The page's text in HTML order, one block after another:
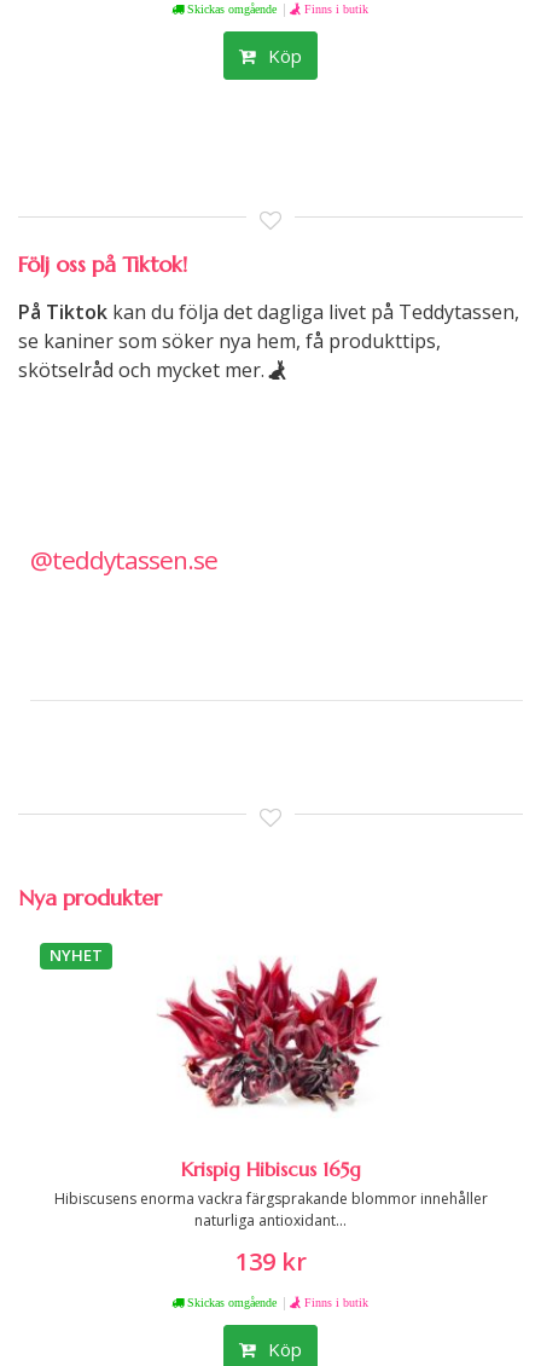
Skickas omgående | Finns i butik
Köp
Följ oss på Tiktok!
På Tiktok kan du följa det dagliga livet på Teddytassen,
se kaniner som söker nya hem, få produkttips,
skötselråd och mycket mer.
@teddytassen.se
Nya produkter
NYHET
Krispig Hibiscus 165g
Hibiscusens enorma vackra färgsprakande blommor innehåller
naturliga antioxidant...
139 kr
Skickas omgående | Finns i butik
Köp